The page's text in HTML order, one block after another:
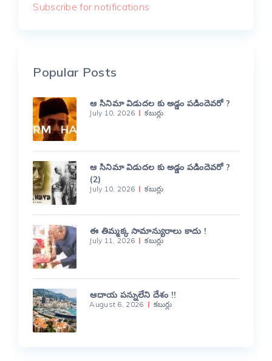
Subscribe for notifications
Popular Posts
ఆ సినిమా విడుదల కు అడ్డం పడిందెవరో ?
July 10, 2026 కబుర్లు
ఆ సినిమా విడుదల కు అడ్డం పడిందెవరో ?
(2)
July 10, 2026 కబుర్లు
ఈ తిమ్మక్క సామాన్యురాలు కాదు !
July 11, 2026 కబుర్లు
ఆదాయ పన్నులేని దేశం !!
August 6, 2026 కబుర్లు